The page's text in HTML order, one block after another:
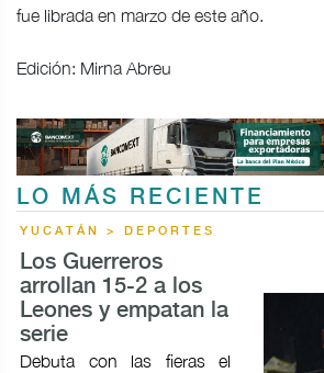
fue librada en marzo de este año.
Edición: Mirna Abreu
LO MÁS RECIENTE
YUCATÁN > DEPORTES
Los Guerreros
arrollan 15-2 a los
Leones y empatan la
serie
Debuta con las fieras el